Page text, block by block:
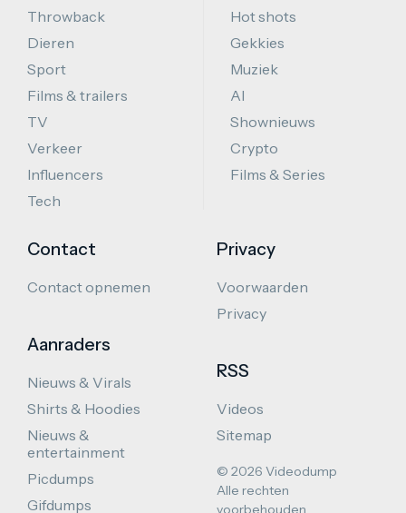
Throwback
Dieren
Sport
Films & trailers
TV
Verkeer
Influencers
Tech
Hot shots
Gekkies
Muziek
AI
Shownieuws
Crypto
Films & Series
Contact
Contact opnemen
Aanraders
Nieuws & Virals
Shirts & Hoodies
Nieuws &
entertainment
Picdumps
Gifdumps
Privacy
Voorwaarden
Privacy
RSS
Videos
Sitemap
© 2026 Videodump
Alle rechten
voorbehouden